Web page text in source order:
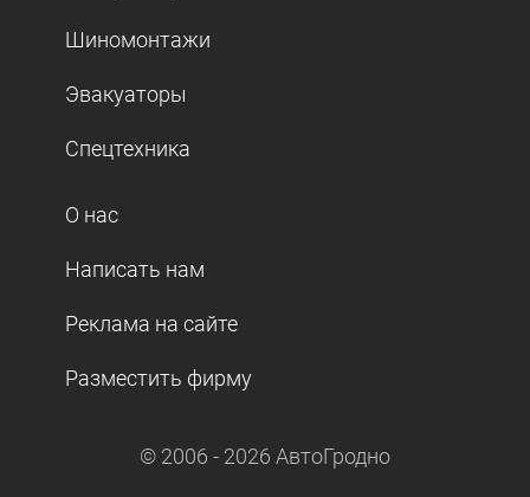
Шиномонтажи
Эвакуаторы
Спецтехника
О нас
Написать нам
Реклама на сайте
Разместить фирму
© 2006 - 2026 АвтоГродно